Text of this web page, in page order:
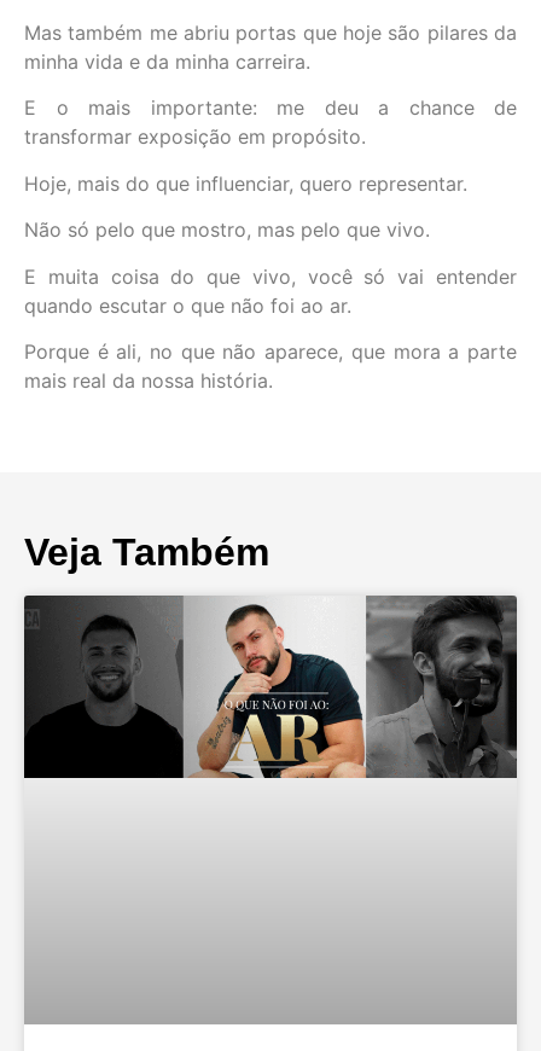
Mas também me abriu portas que hoje são pilares da
minha vida e da minha carreira.
E o mais importante: me deu a chance de
transformar exposição em propósito.
Hoje, mais do que influenciar, quero representar.
Não só pelo que mostro, mas pelo que vivo.
E muita coisa do que vivo, você só vai entender
quando escutar o que não foi ao ar.
Porque é ali, no que não aparece, que mora a parte
mais real da nossa história.
Veja Também